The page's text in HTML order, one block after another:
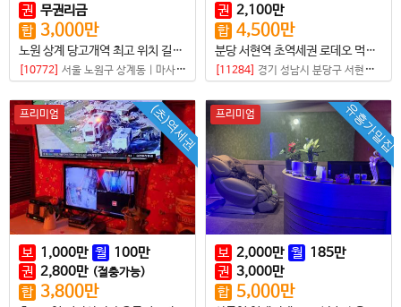
권 무권리금
합 3,000만
노원 상계 당고개역 최고 위치 길목에 있는 전통건전샵
[10772] 서울 노원구 상계동 마사지샵
권 2,100만
합 4,500만
분당 서현역 초역세권 로데오 먹자상권 샵
[11284] 경기 성남시 분당구 서현동
(초)역세권
프리미엄
보 1,000만 월 100만
권 2,800만 (절충가능)
합 3,800만
유흥가밀집
프리미엄
보 2,000만 월 185만
권 3,000만
합 5,000만